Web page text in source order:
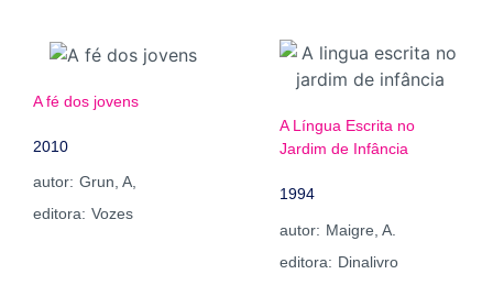
A fé dos jovens
2010
autor: Grun, A,
editora: Vozes
A Língua Escrita no
Jardim de Infância
1994
autor: Maigre, A.
editora: Dinalivro